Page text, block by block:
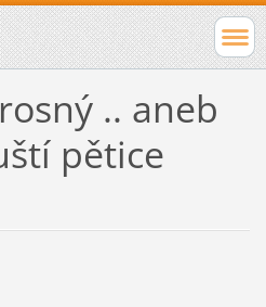
.. aneb
pětice